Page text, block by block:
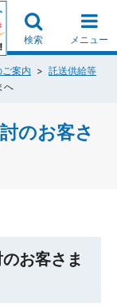
検索 メニュー
案内
託送供給等
へ
のお客さ
お客さま